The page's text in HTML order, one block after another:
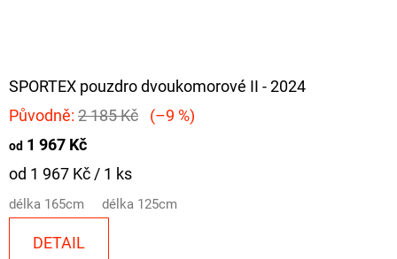
SPORTEX pouzdro dvoukomorové II - 2024
Původně: 2 185 Kč (–9 %)
od 1 967 Kč
Měrná
cena:
od 1 967 Kč / 1 ks
délka 165cm délka 125cm
DETAIL